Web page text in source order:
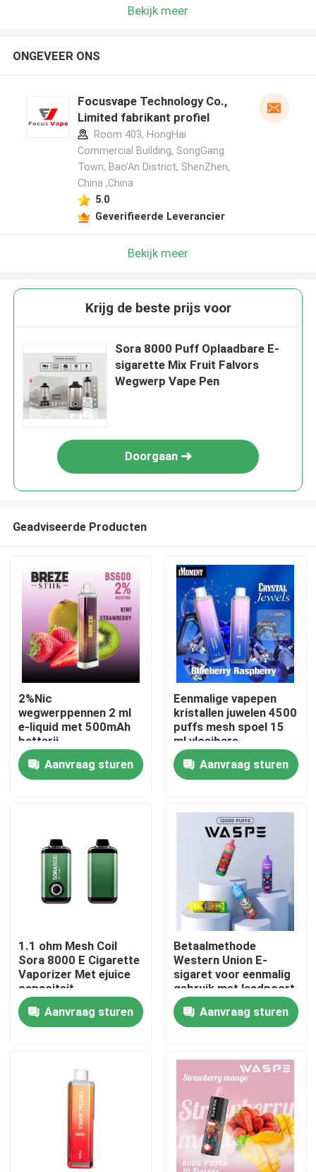
Huis
Video's
Ongeveer ons
Fabrieksreis
Kwaliteitscontrole
Contacteer ons
Beschikbare Vape-Pen
Het Beschikbare Vape Apparaat van CBD
Bekijk meer
ONGEVEER ONS
Focusvape Technology Co.,
Limited fabrikant profiel
Room 403, HongHai
Commercial Building, SongGang
Town, Bao'An District, ShenZhen,
China ,China
5.0
Geverifieerde Leverancier
Bekijk meer
Krijg de beste prijs voor
Sora 8000 Puff Oplaadbare E-
sigarette Mix Fruit Falvors
Wegwerp Vape Pen
Doorgaan
Geadviseerde Producten
2%Nic
wegwerppennen 2 ml
e-liquid met 500mAh
batterij
Aanvraag sturen
Eenmalige vapepen
kristallen juwelen 4500
puffs mesh spoel 15
ml vloeibare
oplaadbare ecig
Aanvraag sturen
1.1 ohm Mesh Coil
Sora 8000 E Cigarette
Vaporizer Met ejuice
capaciteit
Aanvraag sturen
Betaalmethode
Western Union E-
sigaret voor eenmalig
gebruik met laadpoort
type C
Aanvraag sturen